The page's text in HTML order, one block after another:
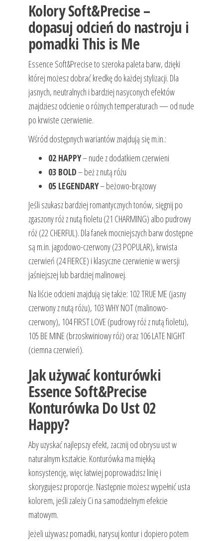
Kolory Soft&Precise –
dopasuj odcień do nastroju i
pomadki This is Me
Essence Soft&Precise to szeroka paleta barw, dzięki
której możesz dobrać kredkę do każdej stylizacji. Dla
jasnych, neutralnych i bardziej nasyconych efektów
znajdziesz odcienie o różnych temperaturach — od nude
po krwiste czerwienie.
Wśród dostępnych wariantów znajdują się m.in.:
02 HAPPY– nude z dodatkiem czerwieni
03 BOLD– beż z nutą różu
05 LEGENDARY– beżowo-brązowy
Jeśli szukasz bardziej romantycznych tonów, sięgnij po
zgaszony róż z nutą fioletu (21 CHARMING) albo pudrowy
róż (22 CHERFUL). Dla fanek mocniejszych barw dostępne
są m.in. jagodowo-czerwony (23 POPULAR), krwista
czerwień (24 FIERCE) i klasyczne czerwienie w wersji
jaśniejszej lub bardziej malinowej.
Na liście odcieni znajdują się także: 102 TRUE ME (jasny
czerwony z nutą różu), 103 WHY NOT (malinowo-
czerwony), 104 FIRST LOVE (pudrowy róż z nutą fioletu),
105 BE MINE (brzoskwiniowy róż) oraz 106 LATE NIGHT
(ciemna czerwień).
Jak używać konturówki
Essence Soft&Precise
Konturówka Do Ust 02
Happy?
Aby uzyskać najlepszy efekt, zacznij od obrysu ust w
naturalnym kształcie. Konturówka ma miękką
konsystencję, więc łatwiej poprowadzisz linię i
skorygujesz proporcje. Następnie możesz wypełnić usta
kolorem, jeśli zależy Ci na samodzielnym efekcie
matowym.
Jeżeli używasz pomadki, narysuj kontur i dopiero potem